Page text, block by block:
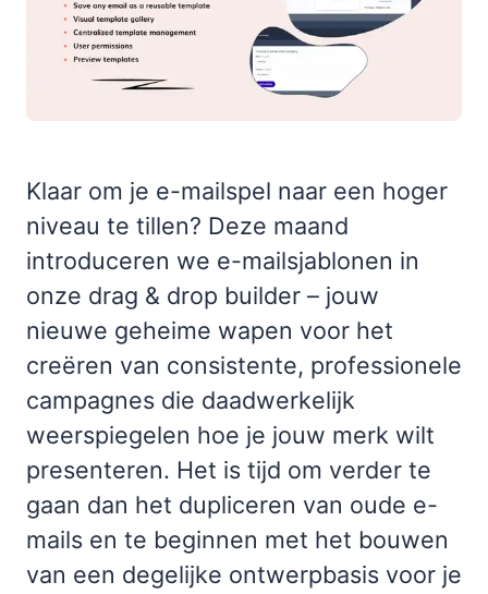
Klaar om je e-mailspel naar een hoger
niveau te tillen? Deze maand
introduceren we e-mailsjablonen in
onze drag & drop builder – jouw
nieuwe geheime wapen voor het
creëren van consistente, professionele
campagnes die daadwerkelijk
weerspiegelen hoe je jouw merk wilt
presenteren. Het is tijd om verder te
gaan dan het dupliceren van oude e-
mails en te beginnen met het bouwen
van een degelijke ontwerpbasis voor je